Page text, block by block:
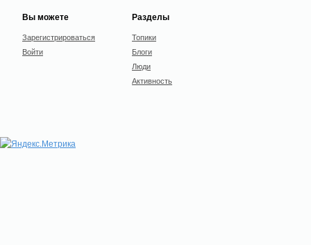
Вы можете
Зарегистрироваться
Войти
Разделы
Топики
Блоги
Люди
Активность